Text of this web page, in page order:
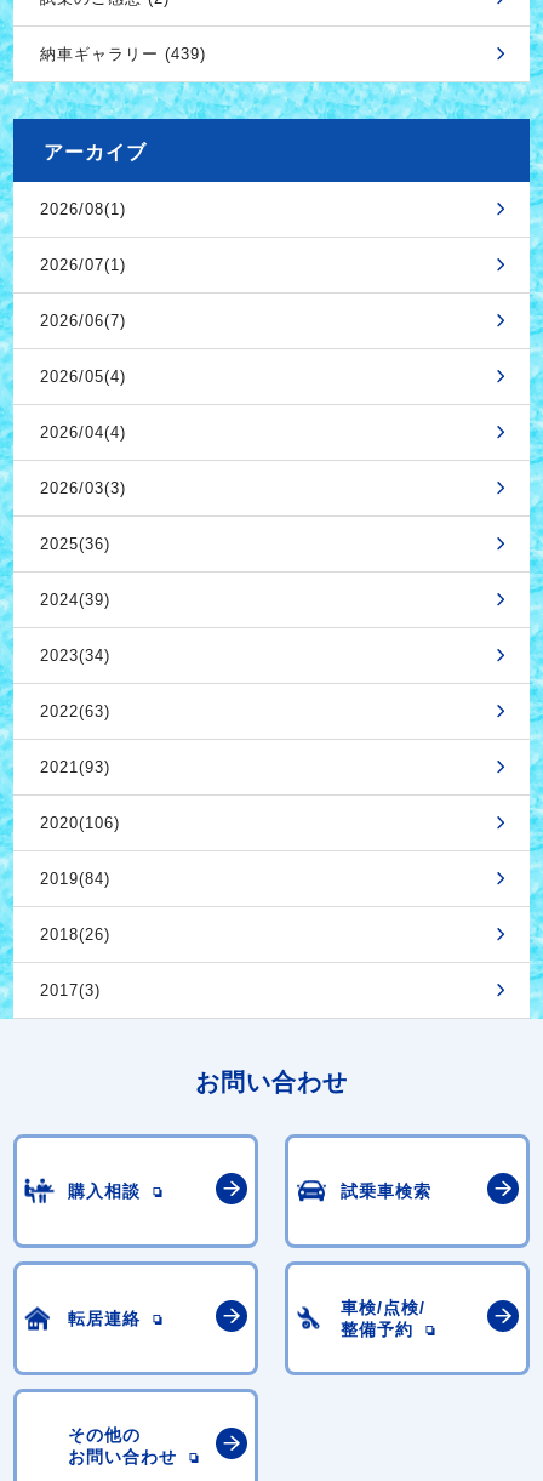
納車ギャラリー (439)
アーカイブ
2026/08(1)
2026/07(1)
2026/06(7)
2026/05(4)
2026/04(4)
2026/03(3)
2025(36)
2024(39)
2023(34)
2022(63)
2021(93)
2020(106)
2019(84)
2018(26)
2017(3)
お問い合わせ
購入相談 試乗車検索
転居連絡
車検/点検/
整備予約
その他の
お問い合わせ